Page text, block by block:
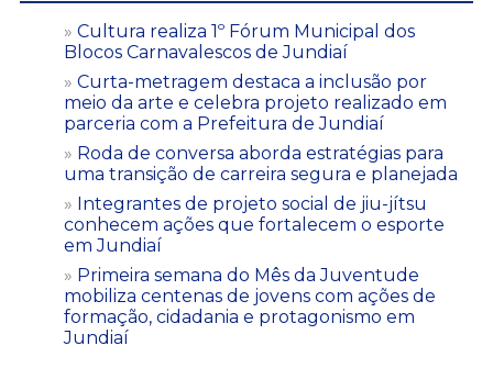
Cultura realiza 1º Fórum Municipal dos
Blocos Carnavalescos de Jundiaí
Curta-metragem destaca a inclusão por
meio da arte e celebra projeto realizado em
parceria com a Prefeitura de Jundiaí
Roda de conversa aborda estratégias para
uma transição de carreira segura e planejada
Integrantes de projeto social de jiu-jítsu
conhecem ações que fortalecem o esporte
em Jundiaí
Primeira semana do Mês da Juventude
mobiliza centenas de jovens com ações de
formação, cidadania e protagonismo em
Jundiaí